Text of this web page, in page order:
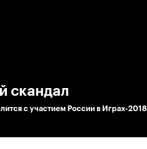
скандал
с участием России в Играх-2018